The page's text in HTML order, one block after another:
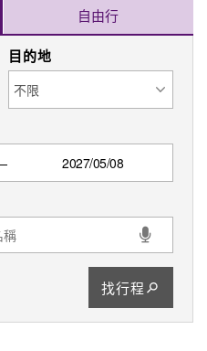
自由行
目的地
找行程